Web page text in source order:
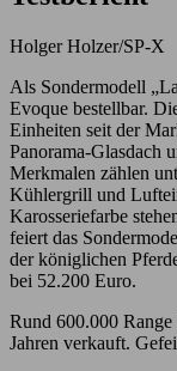
Holger Holzer/SP-X
Als Sondermodell
Evoque bestellbar.
Einheiten seit der
Panorama-Glasdach
Merkmalen zählen
Kühlergrill und
Karosseriefarbe
feiert das
der königlichen
bei 52.200 Euro.
Rund 600.000
Jahren verkauft.